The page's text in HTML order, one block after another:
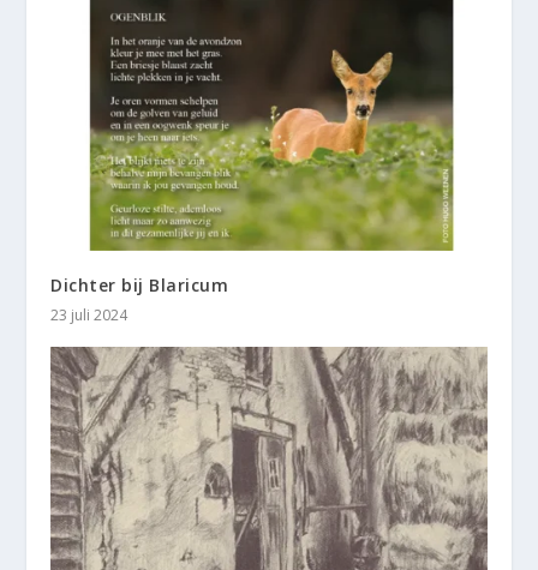
Dichter bij Blaricum
23 juli 2024